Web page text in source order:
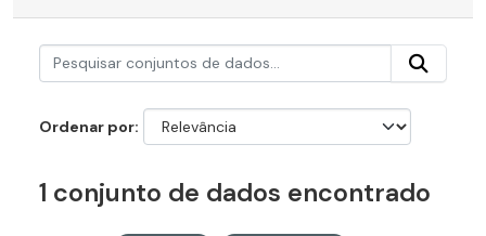
Ordenar por
1 conjunto de dados encontrado